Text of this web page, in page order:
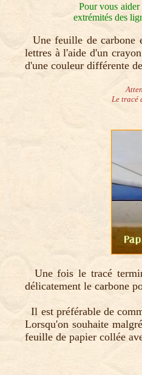
Pour vous aider
extrémités des
Une feuille de carbone
lettres à l'aide d'un
d'une couleur différente
Le tracé
Une fois le tracé
délicatement le carbone
Il est préférable de
Lorsqu'on souhaite
feuille de papier collée